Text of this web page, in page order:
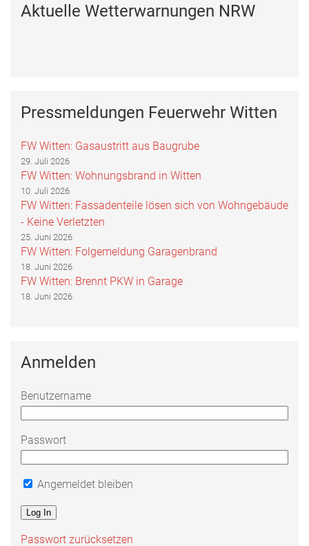
Aktuelle Wetterwarnungen NRW
Pressmeldungen Feuerwehr Witten
FW Witten: Gasaustritt aus Baugrube
29. Juli 2026
FW Witten: Wohnungsbrand in Witten
10. Juli 2026
FW Witten: Fassadenteile lösen sich von Wohngebäude
- Keine Verletzten
25. Juni 2026
FW Witten: Folgemeldung Garagenbrand
18. Juni 2026
FW Witten: Brennt PKW in Garage
18. Juni 2026
Anmelden
Benutzername
Passwort
Angemeldet bleiben
Passwort zurücksetzen